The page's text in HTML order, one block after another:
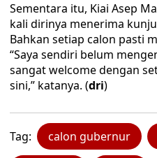
Sementara itu, Kiai Asep
kali dirinya menerima
Bahkan setiap calon pasti
“Saya sendiri belum
sangat welcome dengan
sini,” katanya. (dri)
Tag: calon gubernur